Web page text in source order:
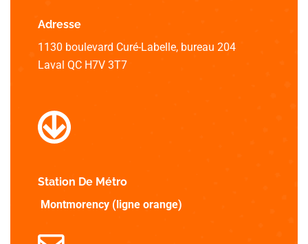
Adresse
1130 boulevard Curé-Labelle, bureau 204
Laval QC H7V 3T7
Station De Métro
Montmorency (ligne orange)